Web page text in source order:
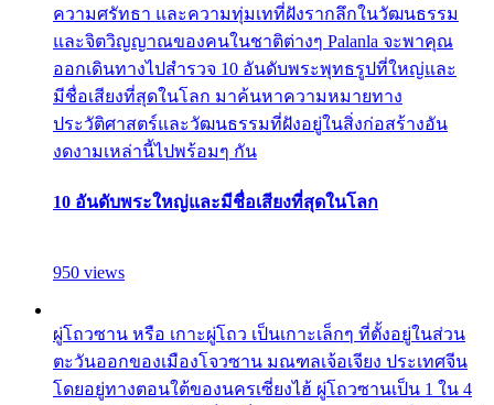
ความศรัทธา และความทุ่มเทที่ฝังรากลึกในวัฒนธรรม
และจิตวิญญาณของคนในชาติต่างๆ Palanla จะพาคุณ
ออกเดินทางไปสำรวจ 10 อันดับพระพุทธรูปที่ใหญ่และ
มีชื่อเสียงที่สุดในโลก มาค้นหาความหมายทาง
ประวัติศาสตร์และวัฒนธรรมที่ฝังอยู่ในสิ่งก่อสร้างอัน
งดงามเหล่านี้ไปพร้อมๆ กัน
10 อันดับพระใหญ่และมีชื่อเสียงที่สุดในโลก
950 views
ผู่โถวซาน หรือ เกาะผู่โถว เป็นเกาะเล็กๆ ที่ตั้งอยู่ในส่วน
ตะวันออกของเมืองโจวซาน มณฑลเจ้อเจียง ประเทศจีน
โดยอยู่ทางตอนใต้ของนครเซี่ยงไฮ้ ผู่โถวซานเป็น 1 ใน 4